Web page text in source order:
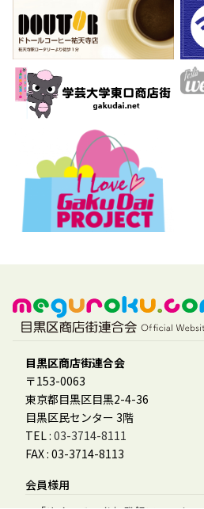
目黒区商店街連合会
〒153-0063
東京都目黒区目黒2-4-36
目黒区民センター 3階
TEL : 03-3714-8111
FAX : 03-3714-8113
会員様用